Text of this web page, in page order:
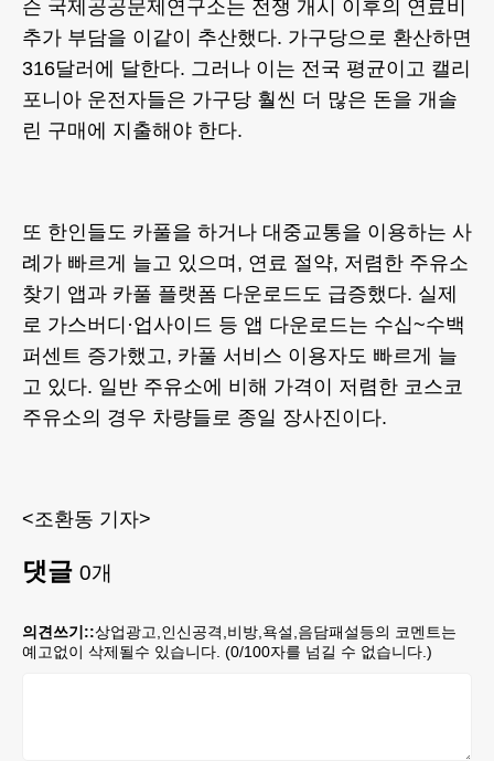
슨 국제공공문제연구소는 전쟁 개시 이후의 연료비
추가 부담을 이같이 추산했다. 가구당으로 환산하면
316달러에 달한다. 그러나 이는 전국 평균이고 캘리
포니아 운전자들은 가구당 훨씬 더 많은 돈을 개솔
린 구매에 지출해야 한다.
또 한인들도 카풀을 하거나 대중교통을 이용하는 사
례가 빠르게 늘고 있으며, 연료 절약, 저렴한 주유소
찾기 앱과 카풀 플랫폼 다운로드도 급증했다. 실제
로 가스버디·업사이드 등 앱 다운로드는 수십~수백
퍼센트 증가했고, 카풀 서비스 이용자도 빠르게 늘
고 있다. 일반 주유소에 비해 가격이 저렴한 코스코
주유소의 경우 차량들로 종일 장사진이다.
<조환동 기자>
댓글 0개
의견쓰기::상업광고,인신공격,비방,욕설,음담패설등의 코멘트는
예고없이 삭제될수 있습니다. (0/100자를 넘길 수 없습니다.)